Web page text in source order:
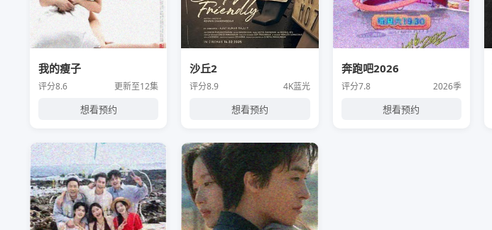
我的瘦子
评分8.6 更新至12集
想看预约
沙丘2
评分8.9 4K蓝光
想看预约
奔跑吧2026
评分7.8 2026季
想看预约